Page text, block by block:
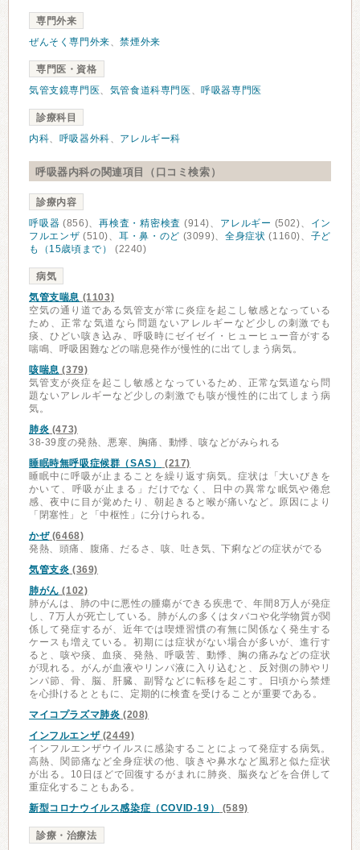
専門外来
ぜんそく専門外来、禁煙外来
専門医・資格
気管支鏡専門医、 気管食道科専門医 、呼吸器専門医
診療科目
内科、 呼吸器外科、 アレルギー科
呼吸器内科の関連項目（口コミ検索）
診療内容
呼吸器 (856)、再検査・精密検査 (914)、 アレルギー (502)、 イン
フルエンザ (510)、 耳・鼻・のど (3099)、 全身症状 (1160)、 子ど
も（15歳頃まで）
(2240)
病気
気管支喘息 (1103)
空気の通り道である気管支が常に炎症を起こし敏感となっている
ため、正常な気道なら問題ないアレルギーなど少しの刺激でも
痰、ひどい咳き込み、呼吸時にゼイゼイ・ヒューヒュー音がする
喘鳴、呼吸困難などの喘息発作が慢性的に出てしまう病気。
咳喘息 (379)
気管支が炎症を起こし敏感となっているため、正常な気道なら問
題ないアレルギーなど少しの刺激でも咳が慢性的に出てしまう病
気。
肺炎 (473)
38-39度の発熱、悪寒、胸痛、動悸、咳などがみられる
睡眠時無呼吸症候群（SAS）
(217)
睡眠中に呼吸が止まることを繰り返す病気。症状は「大いびきを
かいて、呼吸が止まる」だけでなく、日中の異常な眠気や倦怠
感、夜中に目が覚めたり、朝起きると喉が痛いなど。原因により
「閉塞性」と「中枢性」に分けられる。
かぜ(6468)
発熱、頭痛、腹痛、だるさ、咳、吐き気、下痢などの症状がでる
気管支炎 (369)
肺がん (102)
肺がんは、肺の中に悪性の腫瘍ができる疾患で、年間8万人が発症
し、7万人が死亡している。肺がんの多くはタバコや化学物質が関
係して発症するが、近年では喫煙習慣の有無に関係なく発生する
ケースも増えている。初期には症状がない場合が多いが、進行す
ると、咳や痰、血痰、発熱、呼吸苦、動悸、胸の痛みなどの症状
が現れる。がんが血液やリンパ液に入り込むと、反対側の肺やリ
ンパ節、骨、脳、肝臓、副腎などに転移を起こす。日頃から禁煙
を心掛けるとともに、定期的に検査を受けることが重要である。
マイコプラズマ肺炎 (208)
インフルエンザ(2449)
インフルエンザウイルスに感染することによって発症する病気。
高熱、関節痛など全身症状の他、咳きや鼻水など風邪と似た症状
が出る。10日ほどで回復するがまれに肺炎、脳炎などを合併して
重症化することもある。
新型コロナウイルス感染症（COVID-19）
(589)
診療・治療法